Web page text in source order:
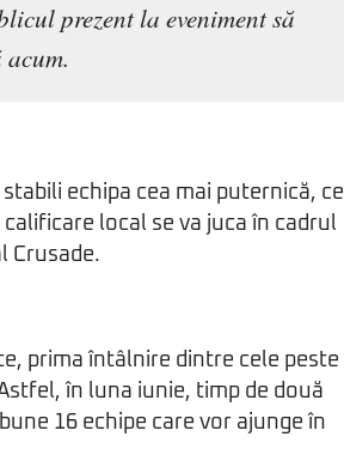
prezent la eveniment să
echipa cea mai puternică, ce
local se va juca în cadrul
Crusade.
prima întâlnire dintre cele peste
în luna iunie, timp de două
16 echipe care vor ajunge în